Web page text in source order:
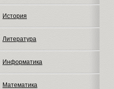
История
Литература
Информатика
Математика